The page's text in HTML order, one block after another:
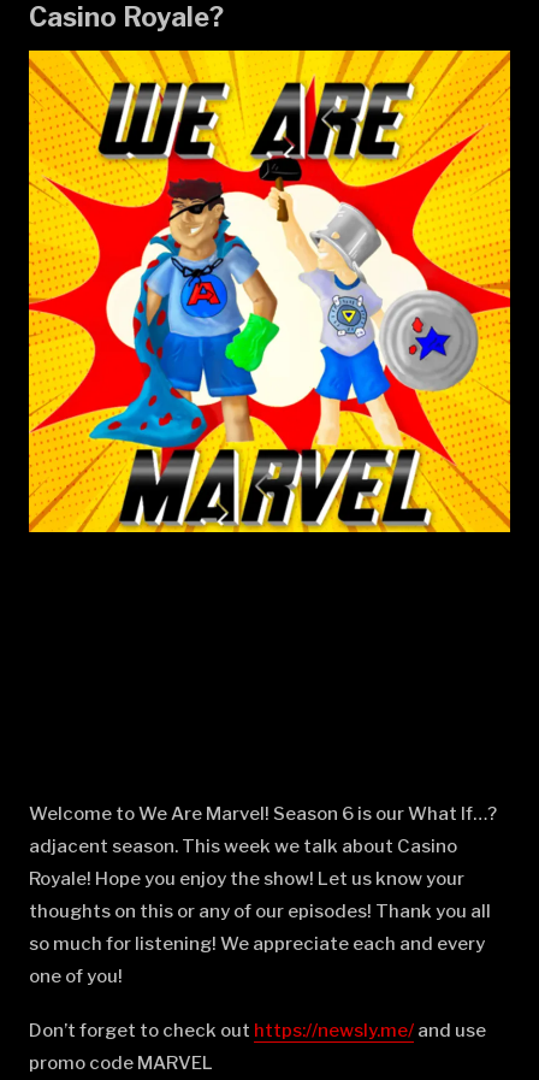
Casino Royale?
Welcome to We Are Marvel! Season 6 is our What If…?
adjacent season. This week we talk about Casino
Royale! Hope you enjoy the show! Let us know your
thoughts on this or any of our episodes! Thank you all
so much for listening! We appreciate each and every
one of you!
Don’t forget to check out ⁠⁠⁠⁠⁠⁠⁠⁠⁠⁠⁠⁠⁠⁠⁠⁠⁠⁠⁠⁠⁠⁠⁠⁠⁠⁠⁠⁠⁠⁠⁠⁠⁠⁠⁠⁠⁠⁠⁠⁠⁠⁠⁠⁠⁠⁠⁠⁠⁠⁠https://newsly.me/⁠⁠⁠⁠⁠⁠⁠⁠⁠⁠⁠⁠⁠⁠⁠⁠⁠⁠⁠⁠⁠⁠⁠⁠⁠⁠⁠⁠⁠⁠⁠⁠⁠⁠⁠⁠⁠⁠⁠⁠⁠⁠⁠⁠⁠⁠⁠⁠⁠⁠ and use
promo code MARVEL